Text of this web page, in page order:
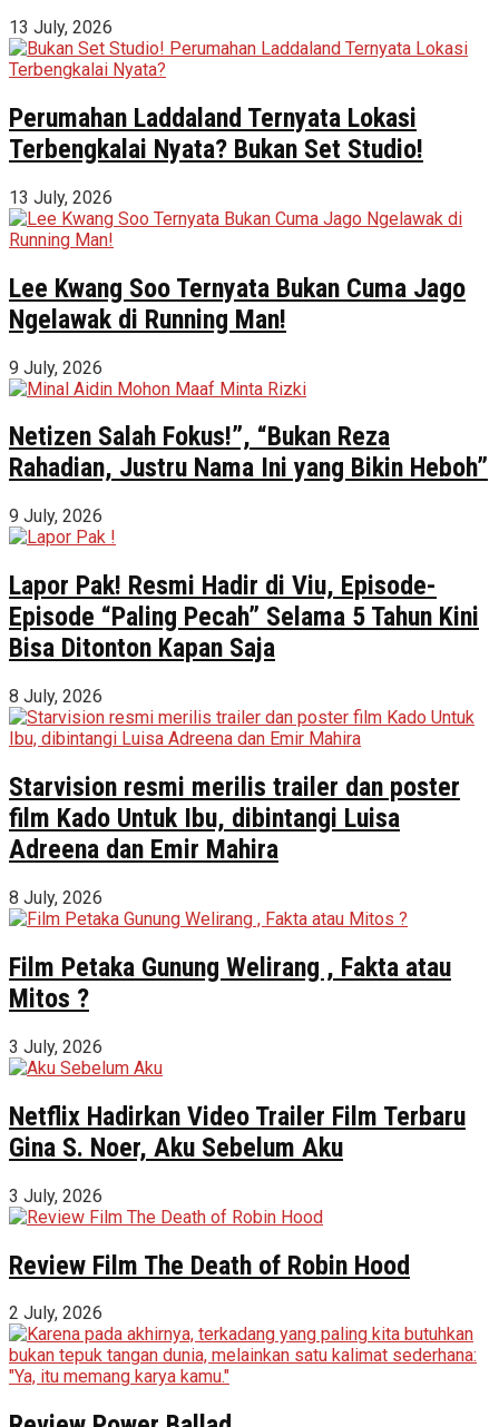
13 July, 2026
Perumahan Laddaland Ternyata Lokasi
Terbengkalai Nyata? Bukan Set Studio!
13 July, 2026
Lee Kwang Soo Ternyata Bukan Cuma Jago
Ngelawak di Running Man!
9 July, 2026
Netizen Salah Fokus!”, “Bukan Reza
Rahadian, Justru Nama Ini yang Bikin Heboh”
9 July, 2026
Lapor Pak! Resmi Hadir di Viu, Episode-
Episode “Paling Pecah” Selama 5 Tahun Kini
Bisa Ditonton Kapan Saja
8 July, 2026
Starvision resmi merilis trailer dan poster
film Kado Untuk Ibu, dibintangi Luisa
Adreena dan Emir Mahira
8 July, 2026
Film Petaka Gunung Welirang , Fakta atau
Mitos ?
3 July, 2026
Netflix Hadirkan Video Trailer Film Terbaru
Gina S. Noer, Aku Sebelum Aku
3 July, 2026
Review Film The Death of Robin Hood
2 July, 2026